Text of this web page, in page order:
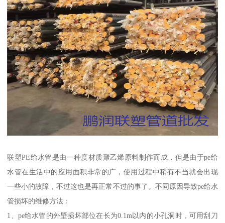
联塑PE给水管是由一种度材质聚乙烯原料制作而成，但是由于pe给
水管在生活中的应用面积非常的广，使用过程中稍有不当就会出现
一些小的故障，不过这也是再正常不过的事了。不同原因导致pe给水
管损坏的维修方法：
1、pe给水管的外壁损坏部位在长为0.1m以内的小孔洞时，可用刮刀